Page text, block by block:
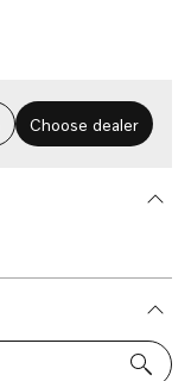
Choose dealer